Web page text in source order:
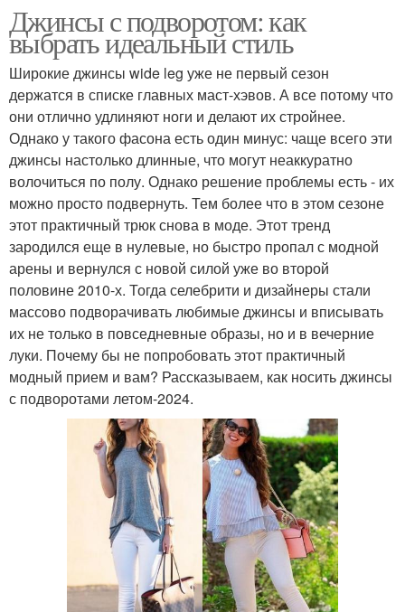
Джинсы с подворотом: как
выбрать идеальный стиль
Широкие джинсы wide leg уже не первый сезон
держатся в списке главных маст-хэвов. А все потому что
они отлично удлиняют ноги и делают их стройнее.
Однако у такого фасона есть один минус: чаще всего эти
джинсы настолько длинные, что могут неаккуратно
волочиться по полу. Однако решение проблемы есть - их
можно просто подвернуть. Тем более что в этом сезоне
этот практичный трюк снова в моде. Этот тренд
зародился еще в нулевые, но быстро пропал с модной
арены и вернулся с новой силой уже во второй
половине 2010-х. Тогда селебрити и дизайнеры стали
массово подворачивать любимые джинсы и вписывать
их не только в повседневные образы, но и в вечерние
луки. Почему бы не попробовать этот практичный
модный прием и вам? Рассказываем, как носить джинсы
с подворотами летом-2024.